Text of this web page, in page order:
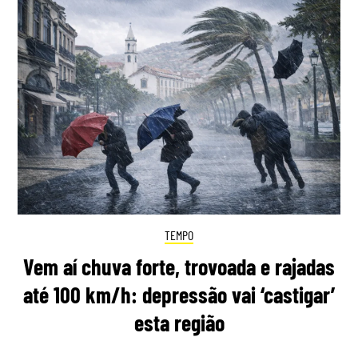
TEMPO
Vem aí chuva forte, trovoada e rajadas
até 100 km/h: depressão vai ‘castigar’
esta região